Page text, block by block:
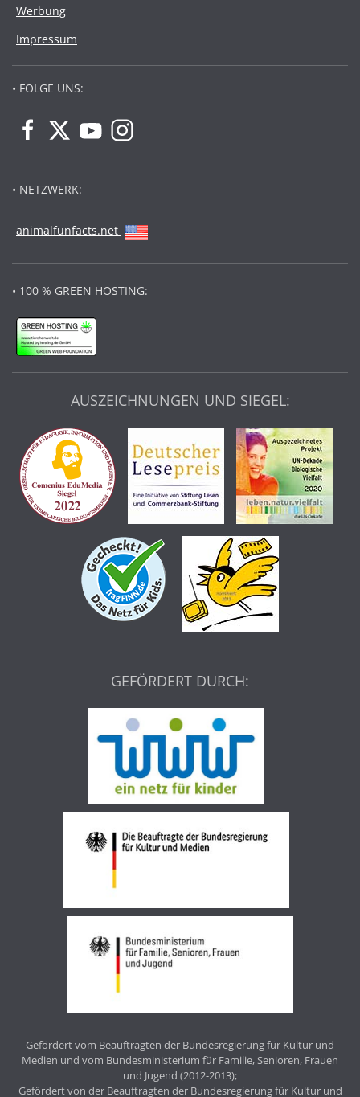
Werbung
Impressum
• FOLGE UNS:
• NETZWERK:
animalfunfacts.net
• 100 % GREEN HOSTING:
AUSZEICHNUNGEN UND SIEGEL:
GEFÖRDERT DURCH:
Gefördert vom Beauftragten der Bundesregierung für Kultur und
Medien und vom Bundesministerium für Familie, Senioren, Frauen
und Jugend (2012-2013);
Gefördert von der Beauftragten der Bundesregierung für Kultur und